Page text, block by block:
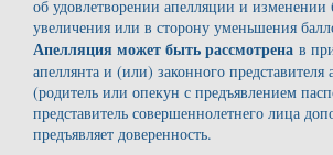
об удовлетворении апелляции и изменении
увеличения или в сторону уменьшения
Апелляция может быть рассмотрена в
апеллянта и (или) законного представителя
(родитель или опекун с предъявлением
представитель совершеннолетнего лица
предъявляет доверенность.